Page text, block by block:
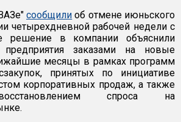
сообщили об отмене июньского
четырехдневной рабочей недели с
решение в компании объяснили
предприятия заказами на новые
месяцы в рамках программ
принятых по инициативе
корпоративных продаж, а также
спроса на